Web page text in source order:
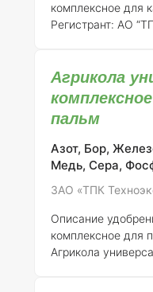
комплексное для
Регистрант: АО
регистрации от
комплексное
суккулентов
для обеспечения
развития
суккулентов. Это
стимулирует
Агрикола
пальм
Азот, Бор,
Медь, Сера,
ЗАО «ТПК
Описание
комплексное для
Агрикола